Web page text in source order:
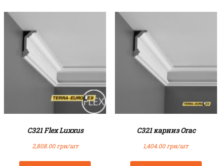
C321 Flex Luxxus
2,808.00грн/шт
C321 карниз Orac
1,404.00грн/шт